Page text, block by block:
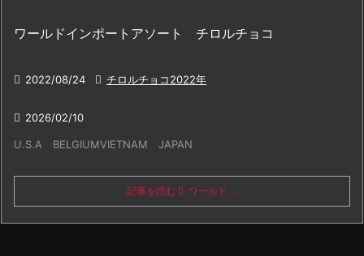
ワールドインポートアソート チロルチョコ
 2022/08/24  チロルチョコ2022年
 2026/02/10
U.S.A BELGIUMVIETNAM JAPAN
記事を読む ワールド ...